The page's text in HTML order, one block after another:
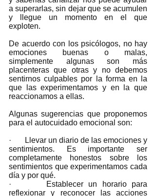
a superarlas, sin dejar que se acumulen
y llegue un momento en el que
exploten.
De acuerdo con los psicólogos, no hay
emociones buenas o malas,
simplemente algunas son más
placenteras que otras y no debemos
sentirnos culpables por la forma en la
que las experimentamos y en la que
reaccionamos a ellas.
Algunas sugerencias que proponemos
para el autocuidado emocional son:
·       Llevar un diario de las emociones y
sentimientos. Es importante ser
completamente honestos sobre los
sentimientos que experimentamos cada
día y por qué.
·       Establecer un horario para
reflexionar y reconocer las acciones